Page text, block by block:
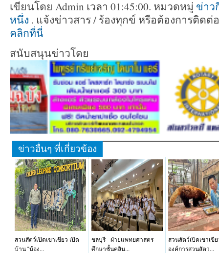
เขียนโดย Admin เวลา 01:45:00. หมวดหมู่ ข่าว
หนึ่ง . แจ้งข่าวสาร / ร้องทุกข์ หรือต้องการติด
คลิกที่นี่
สนับสนุนข่าวโดย
ข่าวอื่นๆ ที่เกี่ยวข้อง
สวนสัตว์เปิดเขาเขียว เปิด
บ้าน “น้อง...
ชลบุรี - ฝ่ายแพทยศาสตร
ศึกษาชั้นคลิน...
สวนสัตว์เปิดเขาเขี
องค์การสวนสัตว...